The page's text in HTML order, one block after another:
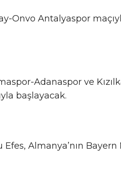
Onvo Antalyaspor
Adanaspor ve
başlayacak.
Almanya’nın Bayern